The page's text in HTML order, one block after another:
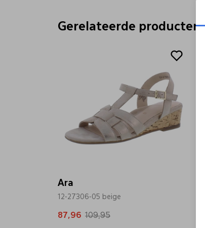
Gerelateerde producten
Ara
12-27306-05 beige
87,96 109,95